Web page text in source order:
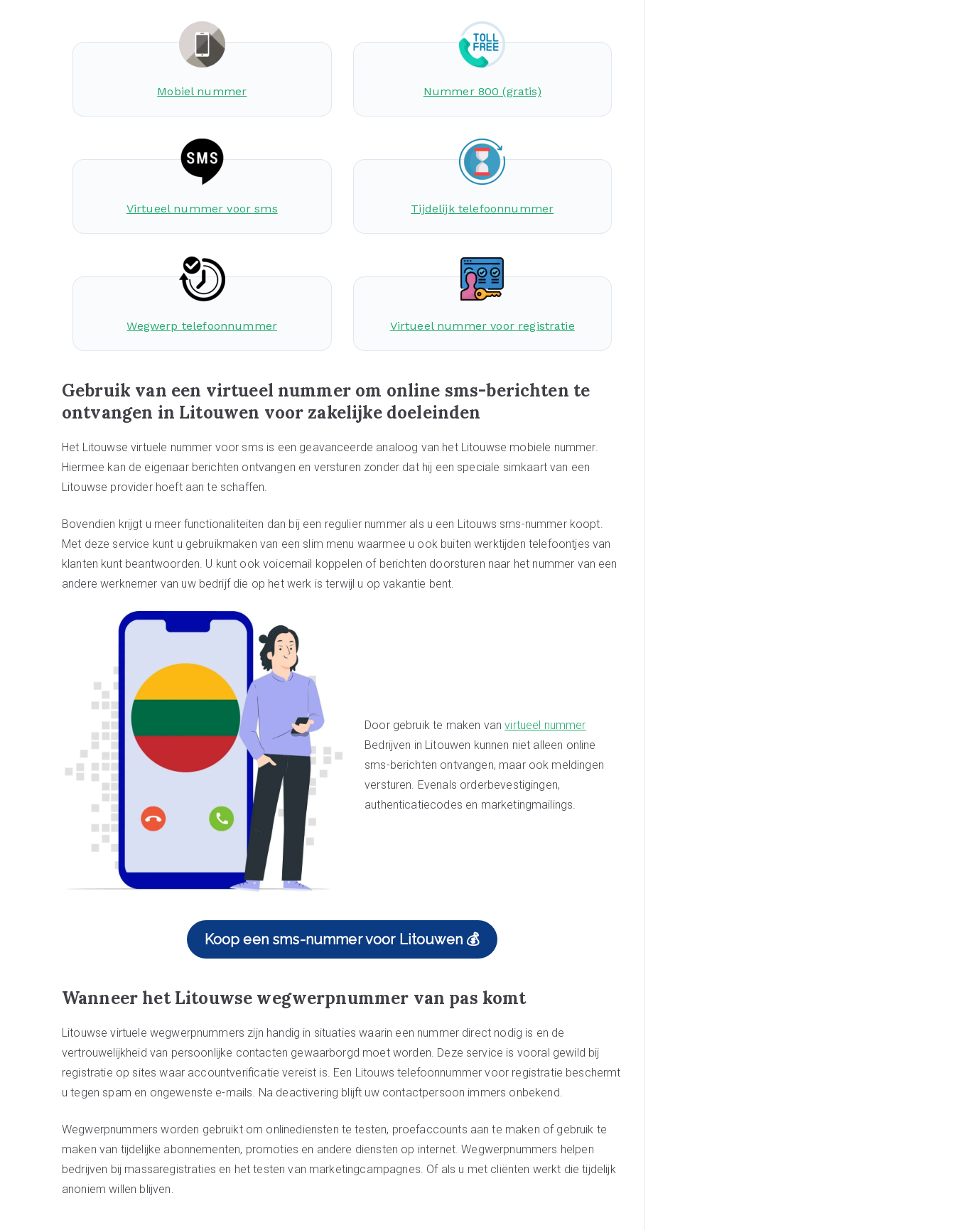
Mobiel nummer Nummer 800 (gratis)
Virtueel nummer voor sms Tijdelijk telefoonnummer
Wegwerp telefoonnummer Virtueel nummer voor registratie
Gebruik van een virtueel nummer om online sms-berichten te
ontvangen in Litouwen voor zakelijke doeleinden
Het Litouwse virtuele nummer voor sms is een geavanceerde analoog van het Litouwse mobiele nummer.
Hiermee kan de eigenaar berichten ontvangen en versturen zonder dat hij een speciale simkaart van een
Litouwse provider hoeft aan te schaffen.
Bovendien krijgt u meer functionaliteiten dan bij een regulier nummer als u een Litouws sms-nummer koopt.
Met deze service kunt u gebruikmaken van een slim menu waarmee u ook buiten werktijden telefoontjes van
klanten kunt beantwoorden. U kunt ook voicemail koppelen of berichten doorsturen naar het nummer van een
andere werknemer van uw bedrijf die op het werk is terwijl u op vakantie bent.
Door gebruik te maken vanvirtueel nummer
Bedrijven in Litouwen kunnen niet alleen online
sms-berichten ontvangen, maar ook meldingen
versturen. Evenals orderbevestigingen,
authenticatiecodes en marketingmailings.
Koop een sms-nummer voor Litouwen 💰
Wanneer het Litouwse wegwerpnummer van pas komt
Litouwse virtuele wegwerpnummers zijn handig in situaties waarin een nummer direct nodig is en de
vertrouwelijkheid van persoonlijke contacten gewaarborgd moet worden. Deze service is vooral gewild bij
registratie op sites waar accountverificatie vereist is. Een Litouws telefoonnummer voor registratie beschermt
u tegen spam en ongewenste e-mails. Na deactivering blijft uw contactpersoon immers onbekend.
Wegwerpnummers worden gebruikt om onlinediensten te testen, proefaccounts aan te maken of gebruik te
maken van tijdelijke abonnementen, promoties en andere diensten op internet. Wegwerpnummers helpen
bedrijven bij massaregistraties en het testen van marketingcampagnes. Of als u met cliënten werkt die tijdelijk
anoniem willen blijven.